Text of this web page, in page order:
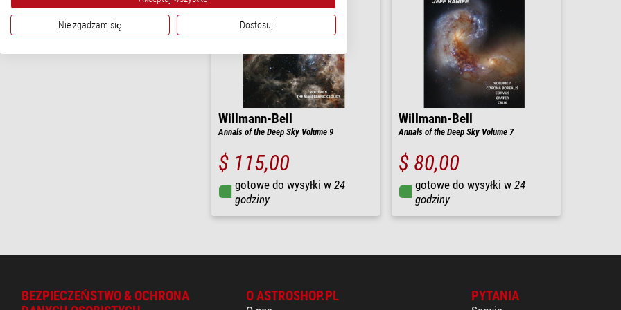
Willmann-Bell
Annals of the Deep Sky Volume 9
$ 115,00
gotowe do wysyłki w 24
godziny
Willmann-Bell
Annals of the Deep Sky Volume 7
$ 80,00
gotowe do wysyłki w 24
godziny
BEZPIECZEŃSTWO & OCHRONA
O ASTROSHOP.PL PYTANIA
Nie zgadzam się Dostosuj